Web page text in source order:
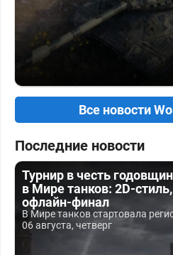
Все новости
Последние новости
Турнир в честь
в Мире танков: 2D-
офлайн-финал
В Мире танков стартовала
06 августа, четверг